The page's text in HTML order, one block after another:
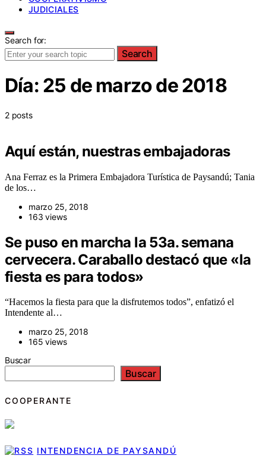
JUDICIALES
Search for:
Search
Día: 25 de marzo de 2018
2 posts
Aquí están, nuestras embajadoras
Ana Ferraz es la Primera Embajadora Turística de Paysandú; Tania
de los…
marzo 25, 2018
163 views
Se puso en marcha la 53a. semana
cervecera. Caraballo destacó que «la
fiesta es para todos»
“Hacemos la fiesta para que la disfrutemos todos”, enfatizó el
Intendente al…
marzo 25, 2018
165 views
Buscar
Buscar
COOPERANTE
INTENDENCIA DE PAYSANDÚ